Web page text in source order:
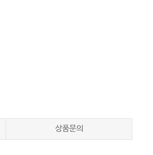
상품문의